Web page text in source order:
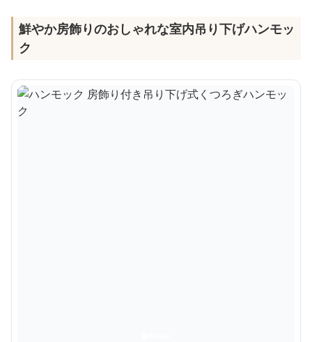
鮮やか房飾りのおしゃれな室内吊り下げハンモッ
ク